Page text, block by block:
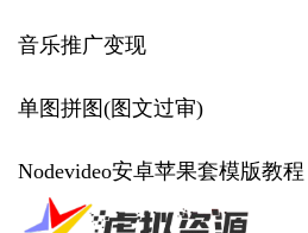
音乐推广变现
单图拼图(图文过审)
Nodevideo安卓苹果套模版教程